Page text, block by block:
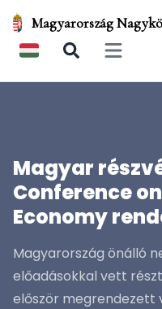
Magyarország
Open
Magyar
Conference
Economy
Magyarország önálló
előadásokkal vett
először megrendezett